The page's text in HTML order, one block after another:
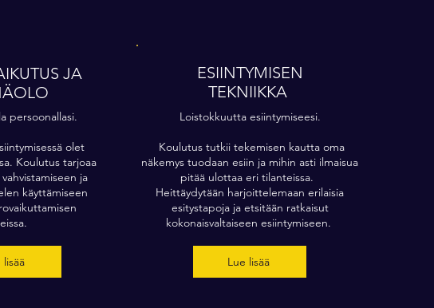
JA
persoonallasi.
olet
Koulutus tarjoaa
ja
käyttämiseen
lisää
ESIINTYMISEN
TEKNIIKKA
Loistokkuutta esiintymiseesi.
Koulutus tutkii tekemisen kautta oma
näkemys tuodaan esiin ja mihin asti ilmaisua
pitää ulottaa eri tilanteissa.
Heittäydytään harjoittelemaan erilaisia
esitystapoja ja etsitään ratkaisut
kokonaisvaltaiseen esiintymiseen.
Lue lisää